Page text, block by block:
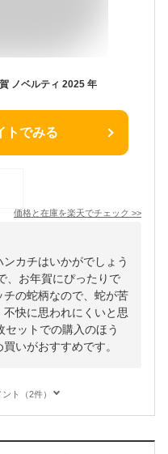
ノベルティ 2025 年
トでみる
価格と在庫を楽天でチェック >>
カチはいかがでしょう
、お年賀にぴったりで
の蛇柄なので、蛇が苦
快に思われにくいと思
ットでの購入のほう
いがおすすめです。
ト（2件）